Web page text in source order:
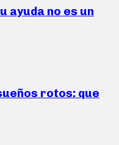
ayuda no es un
rotos: que